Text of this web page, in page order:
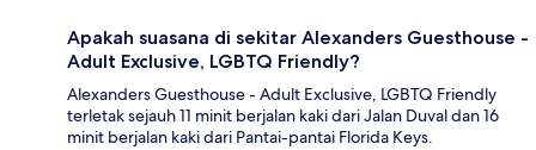
Apakah suasana di sekitar Alexanders Guesthouse -
Adult Exclusive, LGBTQ Friendly?
Alexanders Guesthouse - Adult Exclusive, LGBTQ Friendly
terletak sejauh 11 minit berjalan kaki dari Jalan Duval dan 16
minit berjalan kaki dari Pantai-pantai Florida Keys.